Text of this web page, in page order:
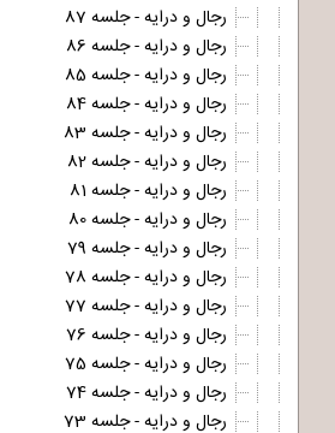
رجال و درایه - جلسه 87
رجال و درایه - جلسه 86
رجال و درایه - جلسه 85
رجال و درایه - جلسه 84
رجال و درایه - جلسه 83
رجال و درایه - جلسه 82
رجال و درایه - جلسه 81
رجال و درایه - جلسه 80
رجال و درایه - جلسه 79
رجال و درایه - جلسه 78
رجال و درایه - جلسه 77
رجال و درایه - جلسه 76
رجال و درایه - جلسه 75
رجال و درایه - جلسه 74
رجال و درایه - جلسه 73